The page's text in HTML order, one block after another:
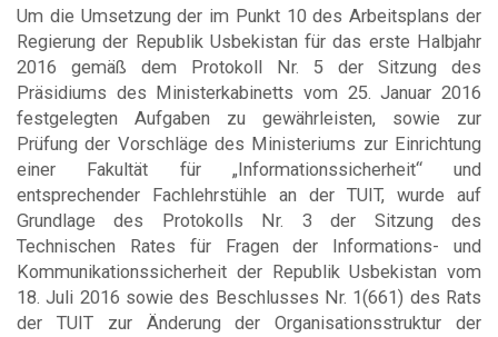
Um die Umsetzung der im Punkt 10 des Arbeitsplans der
Regierung der Republik Usbekistan für das erste Halbjahr
2016 gemäß dem Protokoll Nr. 5 der Sitzung des
Präsidiums des Ministerkabinetts vom 25. Januar 2016
festgelegten Aufgaben zu gewährleisten, sowie zur
Prüfung der Vorschläge des Ministeriums zur Einrichtung
einer Fakultät für „Informationssicherheit“ und
entsprechender Fachlehrstühle an der TUIT, wurde auf
Grundlage des Protokolls Nr. 3 der Sitzung des
Technischen Rates für Fragen der Informations- und
Kommunikationssicherheit der Republik Usbekistan vom
18. Juli 2016 sowie des Beschlusses Nr. 1(661) des Rats
der TUIT zur Änderung der Organisationsstruktur der